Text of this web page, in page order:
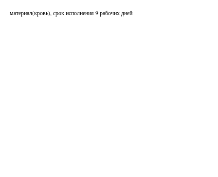
материал(кровь), срок исполнения 9 рабочих дней